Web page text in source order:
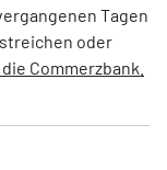
Tagen
oder
Commerzbank.